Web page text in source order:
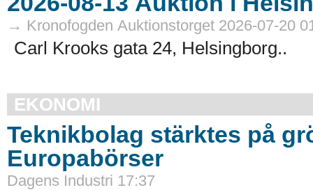
→ Kronofogden Auktionstorget 2026-07-20
Carl Krooks gata 24, Helsingborg..
EKONOMI
Teknikbolag stärktes på
Europabörser
Dagens Industri 17:37